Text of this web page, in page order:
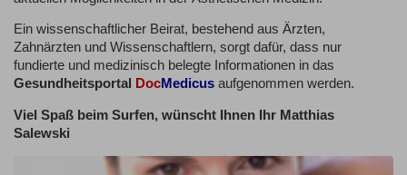
Ein wissenschaftlicher Beirat, bestehend aus Ärzten,
Zahnärzten und Wissenschaftlern, sorgt dafür, dass nur
fundierte und medizinisch belegte Informationen in das
Gesundheitsportal
DocMedicus aufgenommen werden.
Viel Spaß beim Surfen, wünscht Ihnen Ihr Matthias
Salewski